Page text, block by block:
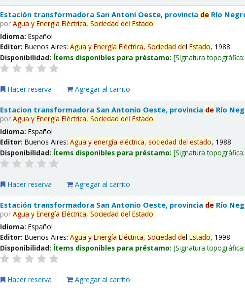
Estación transformadora San Antoni Oeste, provincia de Río
porAgua y Energía Eléctrica, Sociedad delEstado.
Idioma:Español
Editor:Buenos Aires:Agua y Energía Eléctrica, Sociedad delEstado, 1988
Disponibilidad: Ítems disponibles para préstamo: Signatura
Hacer reserva Agregar al carrito
Estacion transformadora San Antonio Oeste, provincia de Río
porAgua y Energía Eléctrica, Sociedad delEstado.
Idioma:Español
Editor:Buenos Aires:Agua y energía eléctrica, sociedad delestado, 1988
Disponibilidad: Ítems disponibles para préstamo: Signatura
Hacer reserva Agregar al carrito
Estación transformadora San Antonio Oeste, provincia de Río
porAgua y Energía Eléctrica, Sociedad delEstado.
Idioma:Español
Editor:Buenos Aires:Agua y Energía Eléctrica, Sociedad delEstado, 1998
Disponibilidad: Ítems disponibles para préstamo: Signatura
Hacer reserva Agregar al carrito